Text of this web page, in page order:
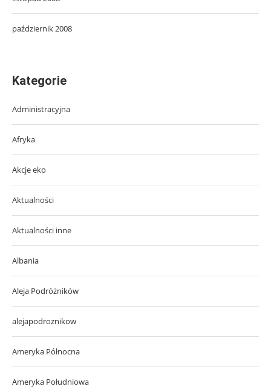
październik 2008
Kategorie
Administracyjna
Afryka
Akcje eko
Aktualności
Aktualności inne
Albania
Aleja Podróżników
alejapodroznikow
Ameryka Północna
Ameryka Południowa